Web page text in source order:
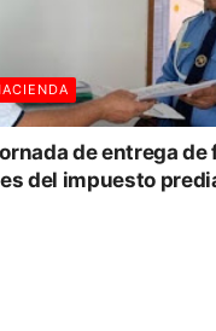
de entrega de
del impuesto